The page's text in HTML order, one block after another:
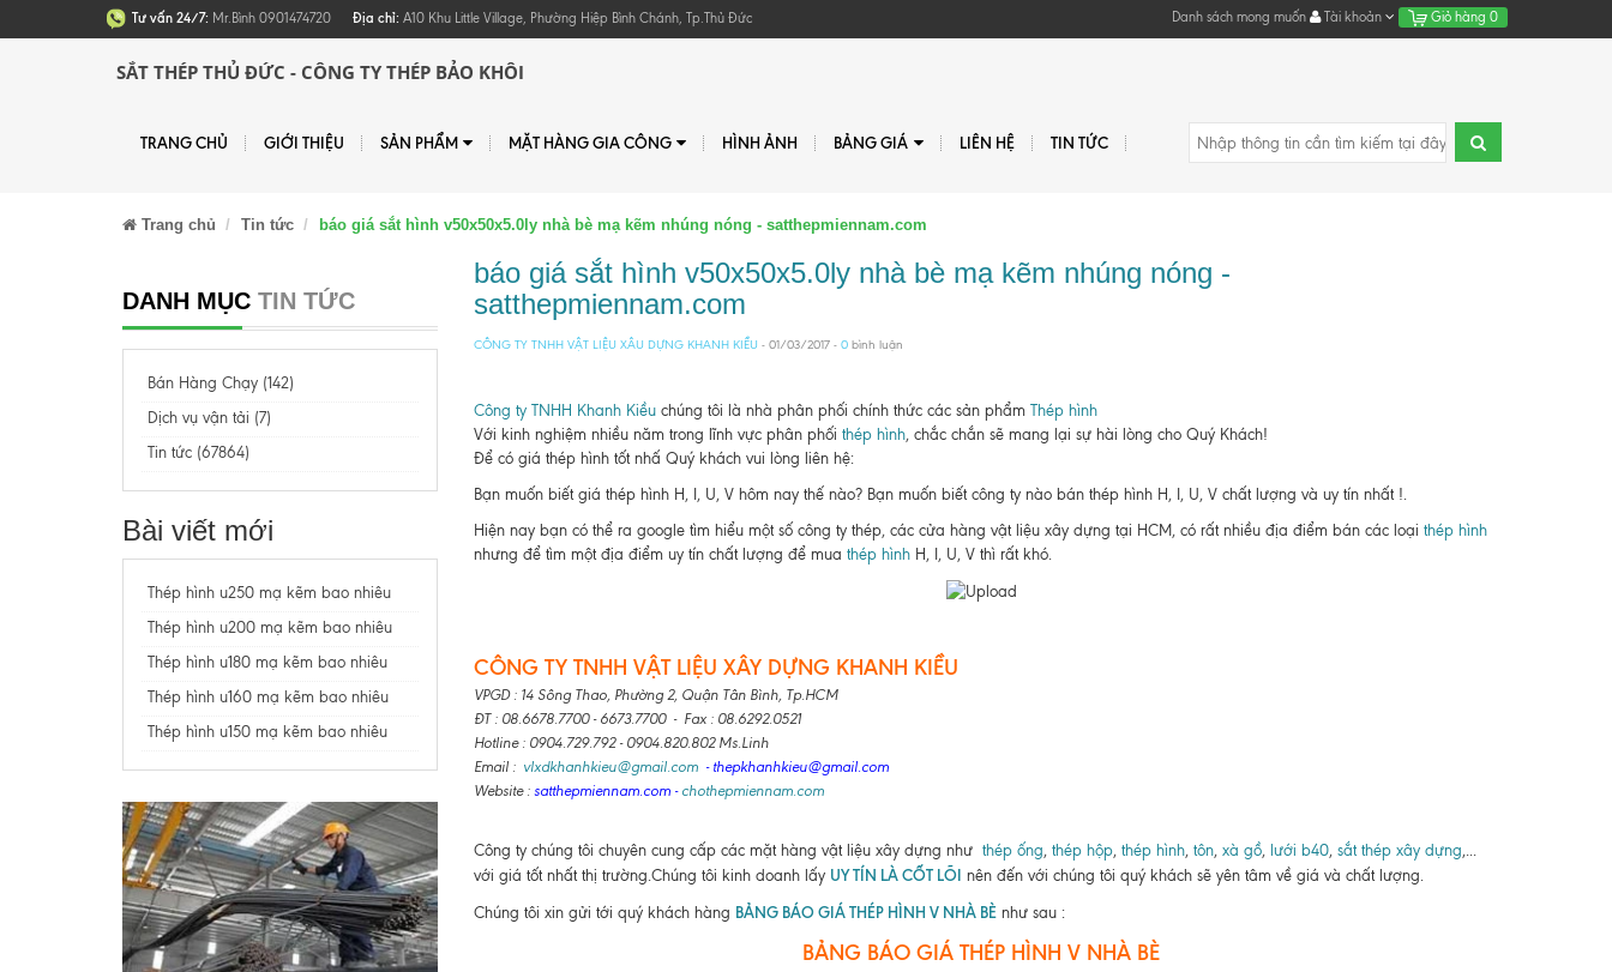
Tư vấn 24/7: Mr.Bình 0901474720 Địa chỉ: A10 Khu Little Village, Phường Hiệp Bình Chánh, Tp.Thủ Đức Danh sách mong muốn Tài khoản Giỏ hàng 0
SẮT THÉP THỦ ĐỨC - CÔNG TY THÉP BẢO KHÔI
TRANG CHỦ GIỚI THIỆU SẢN PHẨM MẶT HÀNG GIA CÔNG HÌNH ẢNH BẢNG GIÁ LIÊN HỆ TIN TỨC
Trang chủ Tin tức báo giá sắt hình v50x50x5.0ly nhà bè mạ kẽm nhúng nóng - satthepmiennam.com
DANH MỤC TIN TỨC
Bán Hàng Chạy (142)
Dịch vụ vận tải (7)
Tin tức (67864)
Bài viết mới
Thép hình u250 mạ kẽm bao nhiêu
Thép hình u200 mạ kẽm bao nhiêu
Thép hình u180 mạ kẽm bao nhiêu
Thép hình u160 mạ kẽm bao nhiêu
Thép hình u150 mạ kẽm bao nhiêu
báo giá sắt hình v50x50x5.0ly nhà bè mạ kẽm nhúng nóng -
satthepmiennam.com
CÔNG TY TNHH VẬT LIỆU XÂU DỰNG KHANH KIỀU - 01/03/2017 - 0bình luận
Công ty TNHH Khanh Kiềuchúng tôi là nhà phân phối chính thức các sản phẩm Thép hình
Với kinh nghiệm nhiều năm trong lĩnh vực phân phối thép hình, chắc chắn sẽ mang lại sự hài lòng cho Quý Khách!
Để có giá thép hình tốt nhấ Quý khách vui lòng liên hệ:
Bạn muốn biết giá thép hình H, I, U, V hôm nay thế nào? Bạn muốn biết công ty nào bán thép hình H, I, U, V chất lượng và uy tín nhất !.
Hiện nay bạn có thể ra google tìm hiểu một số công ty thép, các cửa hàng vật liệu xây dựng tại HCM, có rất nhiều địa điểm bán các loại thép hình
nhưng để tìm một địa điểm uy tín chất lượng để mua thép hìnhH, I, U, V thì rất khó.
CÔNG TY TNHH VẬT LIỆU XÂY DỰNG KHANH KIỀU
VPGD : 14 Sông Thao, Phường 2, Quận Tân Bình, Tp.HCM
ĐT : 08.6678.7700 - 6673.7700 - Fax : 08.6292.0521
Hotline : 0904.729.792 - 0904.820.802 Ms.Linh
Email : vlxdkhanhkieu@gmail.com- thepkhanhkieu@gmail.com
Website : satthepmiennam.com- chothepmiennam.com
Công ty chúng tôi chuyên cung cấp các mặt hàng vật liệu xây dựng như thép ống, thép hộp, thép hình, tôn, xà gồ, lưới b40, sắt thép xây dựng,...
với giá tốt nhất thị trường.Chúng tôi kinh doanh lấy UY TÍN LÀ CỐT LÕI nên đến với chúng tôi quý khách sẽ yên tâm về giá và chất lượng.
Chúng tôi xin gửi tới quý khách hàng BẢNG BÁO GIÁ THÉP HÌNH V NHÀ BÈ như sau :
BẢNG BÁO GIÁ THÉP HÌNH V NHÀ BÈ